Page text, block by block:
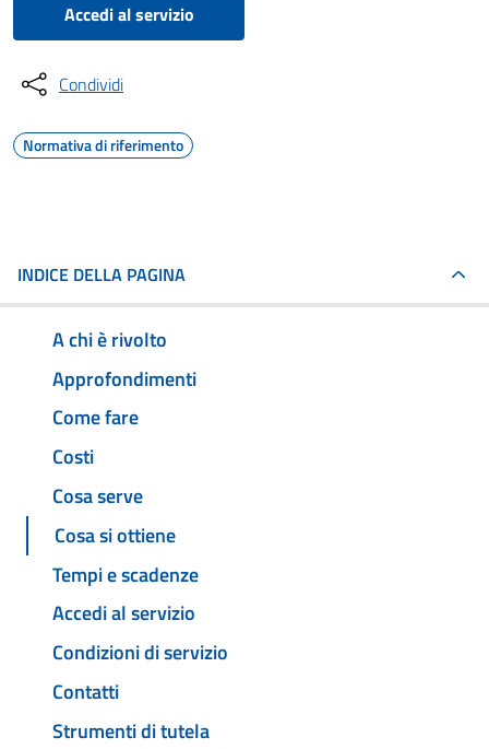
Accedi al servizio
Condividi
Normativa di riferimento
INDICE DELLA PAGINA
A chi è rivolto
Approfondimenti
Come fare
Costi
Cosa serve
Cosa si ottiene
Tempi e scadenze
Accedi al servizio
Condizioni di servizio
Contatti
Strumenti di tutela